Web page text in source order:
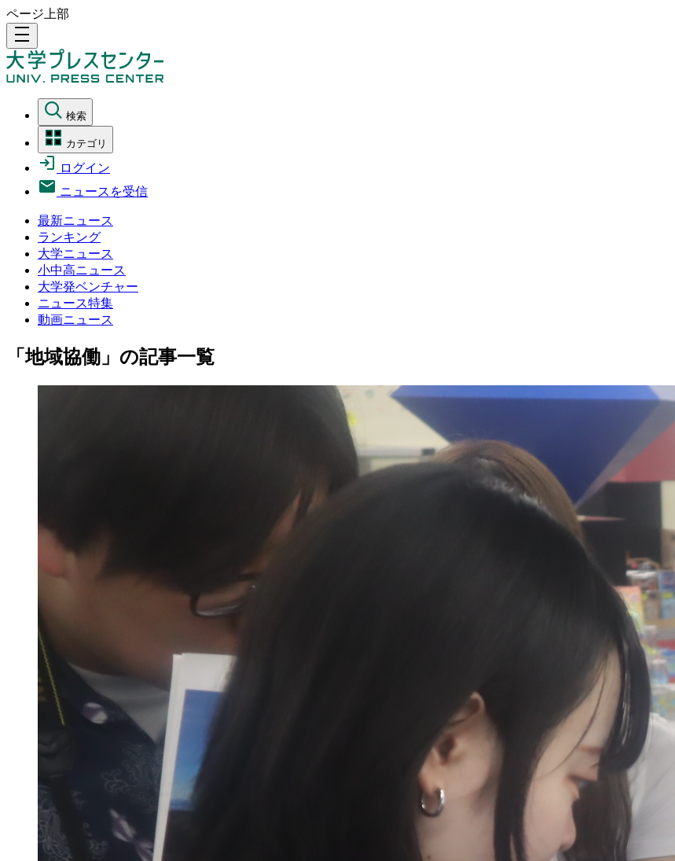
ページ上部
density_medium
検索
カテゴリ
ログイン
ニュースを受信
最新ニュース
ランキング
大学ニュース
小中高ニュース
大学発ベンチャー
ニュース特集
動画ニュース
「地域協働」の記事一覧